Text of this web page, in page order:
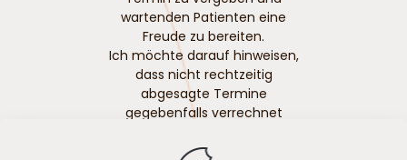
wartenden Patienten eine
Freude zu bereiten.
Ich möchte darauf hinweisen,
dass nicht rechtzeitig
abgesagte Termine
gegebenfalls verrechnet